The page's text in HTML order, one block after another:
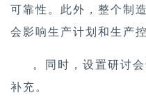
可靠性。此外，整个制
会影响生产计划和生产
。同时，设置研讨
补充。